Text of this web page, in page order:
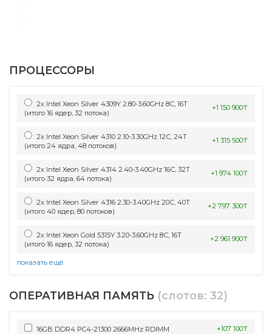
ПРОЦЕССОРЫ
2x Intel Xeon Silver 4309Y 2.80-3.60GHz 8С, 16Т
(итого 16 ядер, 32 потока)
+1 150 900₸
2x Intel Xeon Silver 4310 2.10-3.30GHz 12С, 24Т
(итого 24 ядра, 48 потоков)
+1 315 500₸
2x Intel Xeon Silver 4314 2.40-3.40GHz 16С, 32Т
(итого 32 ядра, 64 потока)
+1 974 100₸
2x Intel Xeon Silver 4316 2.30-3.40GHz 20С, 40Т
(итого 40 ядер, 80 потоков)
+2 797 300₸
2x Intel Xeon Gold 5315Y 3.20-3.60GHz 8С, 16Т
(итого 16 ядер, 32 потока)
+2 961 900₸
показать ещё
ОПЕРАТИВНАЯ ПАМЯТЬ (слотов: 32)
16GB DDR4 PC4-21300 2666MHz RDIMM +107 100₸